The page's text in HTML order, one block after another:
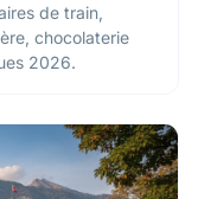
de train,
chocolaterie
2026.